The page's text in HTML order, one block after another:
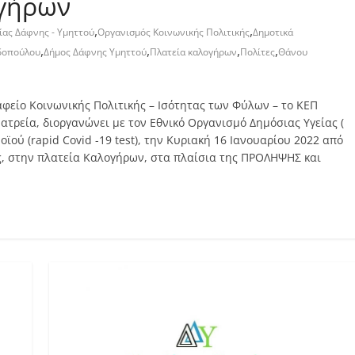
Δάφνης - Υμηττού,Οργανισμός Κοινωνικής Πολιτικής,Δημοτικά
,Δήμος Δάφνης Υμηττού,Πλατεία καλογήρων,Πολίτες,Θάνου
Κοινωνικής Πολιτικής – Ισότητας των Φύλων – το ΚΕΠ
διοργανώνει με τον Εθνικό Οργανισμό Δημόσιας Υγείας (
(rapid Covid -19 test), την Κυριακή 16 Ιανουαρίου 2022 από
στην πλατεία Καλογήρων, στα πλαίσια της ΠΡΟΛΗΨΗΣ και